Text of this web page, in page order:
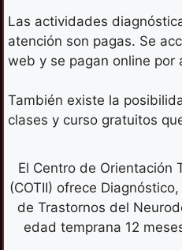
Las actividades
atención son pagas. Se
web y se pagan online por
También existe la
clases y curso gratuitos
El Centro de Orientación
(COTII) ofrece
de Trastornos del
edad temprana 12